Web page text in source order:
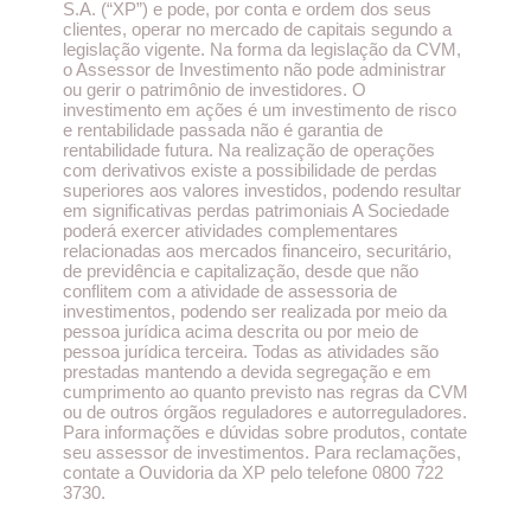
S.A. (“XP”) e pode, por conta e ordem dos seus
clientes, operar no mercado de capitais segundo a
legislação vigente. Na forma da legislação da CVM,
o Assessor de Investimento não pode administrar
ou gerir o patrimônio de investidores. O
investimento em ações é um investimento de risco
e rentabilidade passada não é garantia de
rentabilidade futura. Na realização de operações
com derivativos existe a possibilidade de perdas
superiores aos valores investidos, podendo resultar
em significativas perdas patrimoniais A Sociedade
poderá exercer atividades complementares
relacionadas aos mercados financeiro, securitário,
de previdência e capitalização, desde que não
conflitem com a atividade de assessoria de
investimentos, podendo ser realizada por meio da
pessoa jurídica acima descrita ou por meio de
pessoa jurídica terceira. Todas as atividades são
prestadas mantendo a devida segregação e em
cumprimento ao quanto previsto nas regras da CVM
ou de outros órgãos reguladores e autorreguladores.
Para informações e dúvidas sobre produtos, contate
seu assessor de investimentos. Para reclamações,
contate a Ouvidoria da XP pelo telefone 0800 722
3730.​